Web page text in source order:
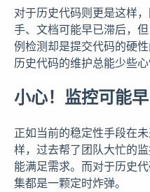
对于历史代码则更是这样
手、文档可能早已滞后，
例检测却是提交代码的硬
历史代码的维护总能少些心
小心！监控可能
正如当前的稳定性手段在
样，过去帮了团队大忙的
能满足需求。而对于历史
集都是一颗定时炸弹。